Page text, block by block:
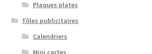
Plaques plates
Tôles publicitaires
Calendriers
Mini cartes